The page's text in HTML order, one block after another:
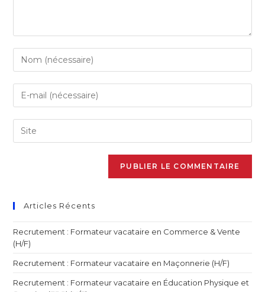
Articles Récents
Recrutement : Formateur vacataire en Commerce & Vente
(H/F)
Recrutement : Formateur vacataire en Maçonnerie (H/F)
Recrutement : Formateur vacataire en Éducation Physique et